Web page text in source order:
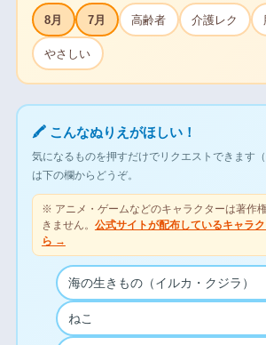
8月 7月 高齢者 介護レク
やさしい
🖍 こんなぬりえがほしい！
気になるものを押すだけでリクエストできます
は下の欄からどうぞ。
※ アニメ・ゲームなどのキャラクターは著作
きません。 公式サイトが配布しているキャラ
ら →
海の生きもの（イルカ・クジラ）
ねこ